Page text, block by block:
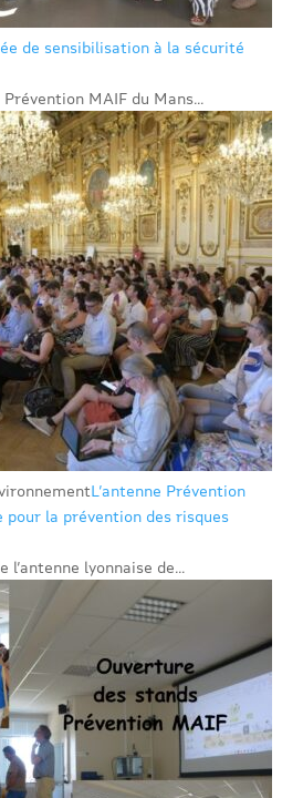
de sensibilisation à la sécurité
MAIF du Mans...
L’antenne Prévention
pour la prévention des risques
l’antenne lyonnaise de...